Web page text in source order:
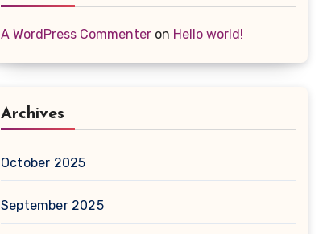
A WordPress Commenter on Hello world!
Archives
October 2025
September 2025